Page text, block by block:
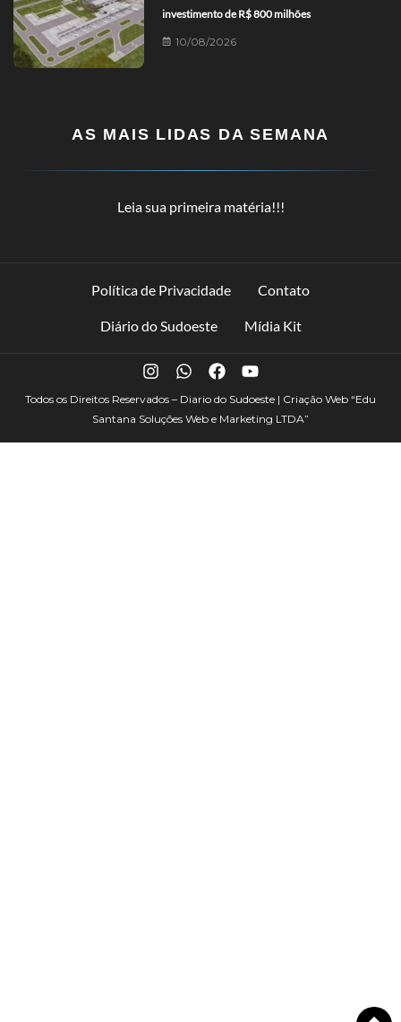
investimento de R$ 800 milhões
10/08/2026
AS MAIS LIDAS DA SEMANA
Leia sua primeira matéria!!!
Política de Privacidade Contato
Diário do Sudoeste Mídia Kit
Todos os Direitos Reservados – Diario do Sudoeste | Criação Web “Edu
Santana Soluções Web e Marketing LTDA”